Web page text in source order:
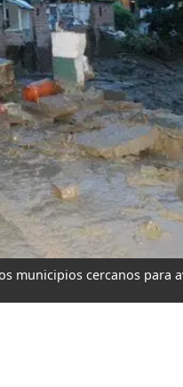
municipios cercanos para